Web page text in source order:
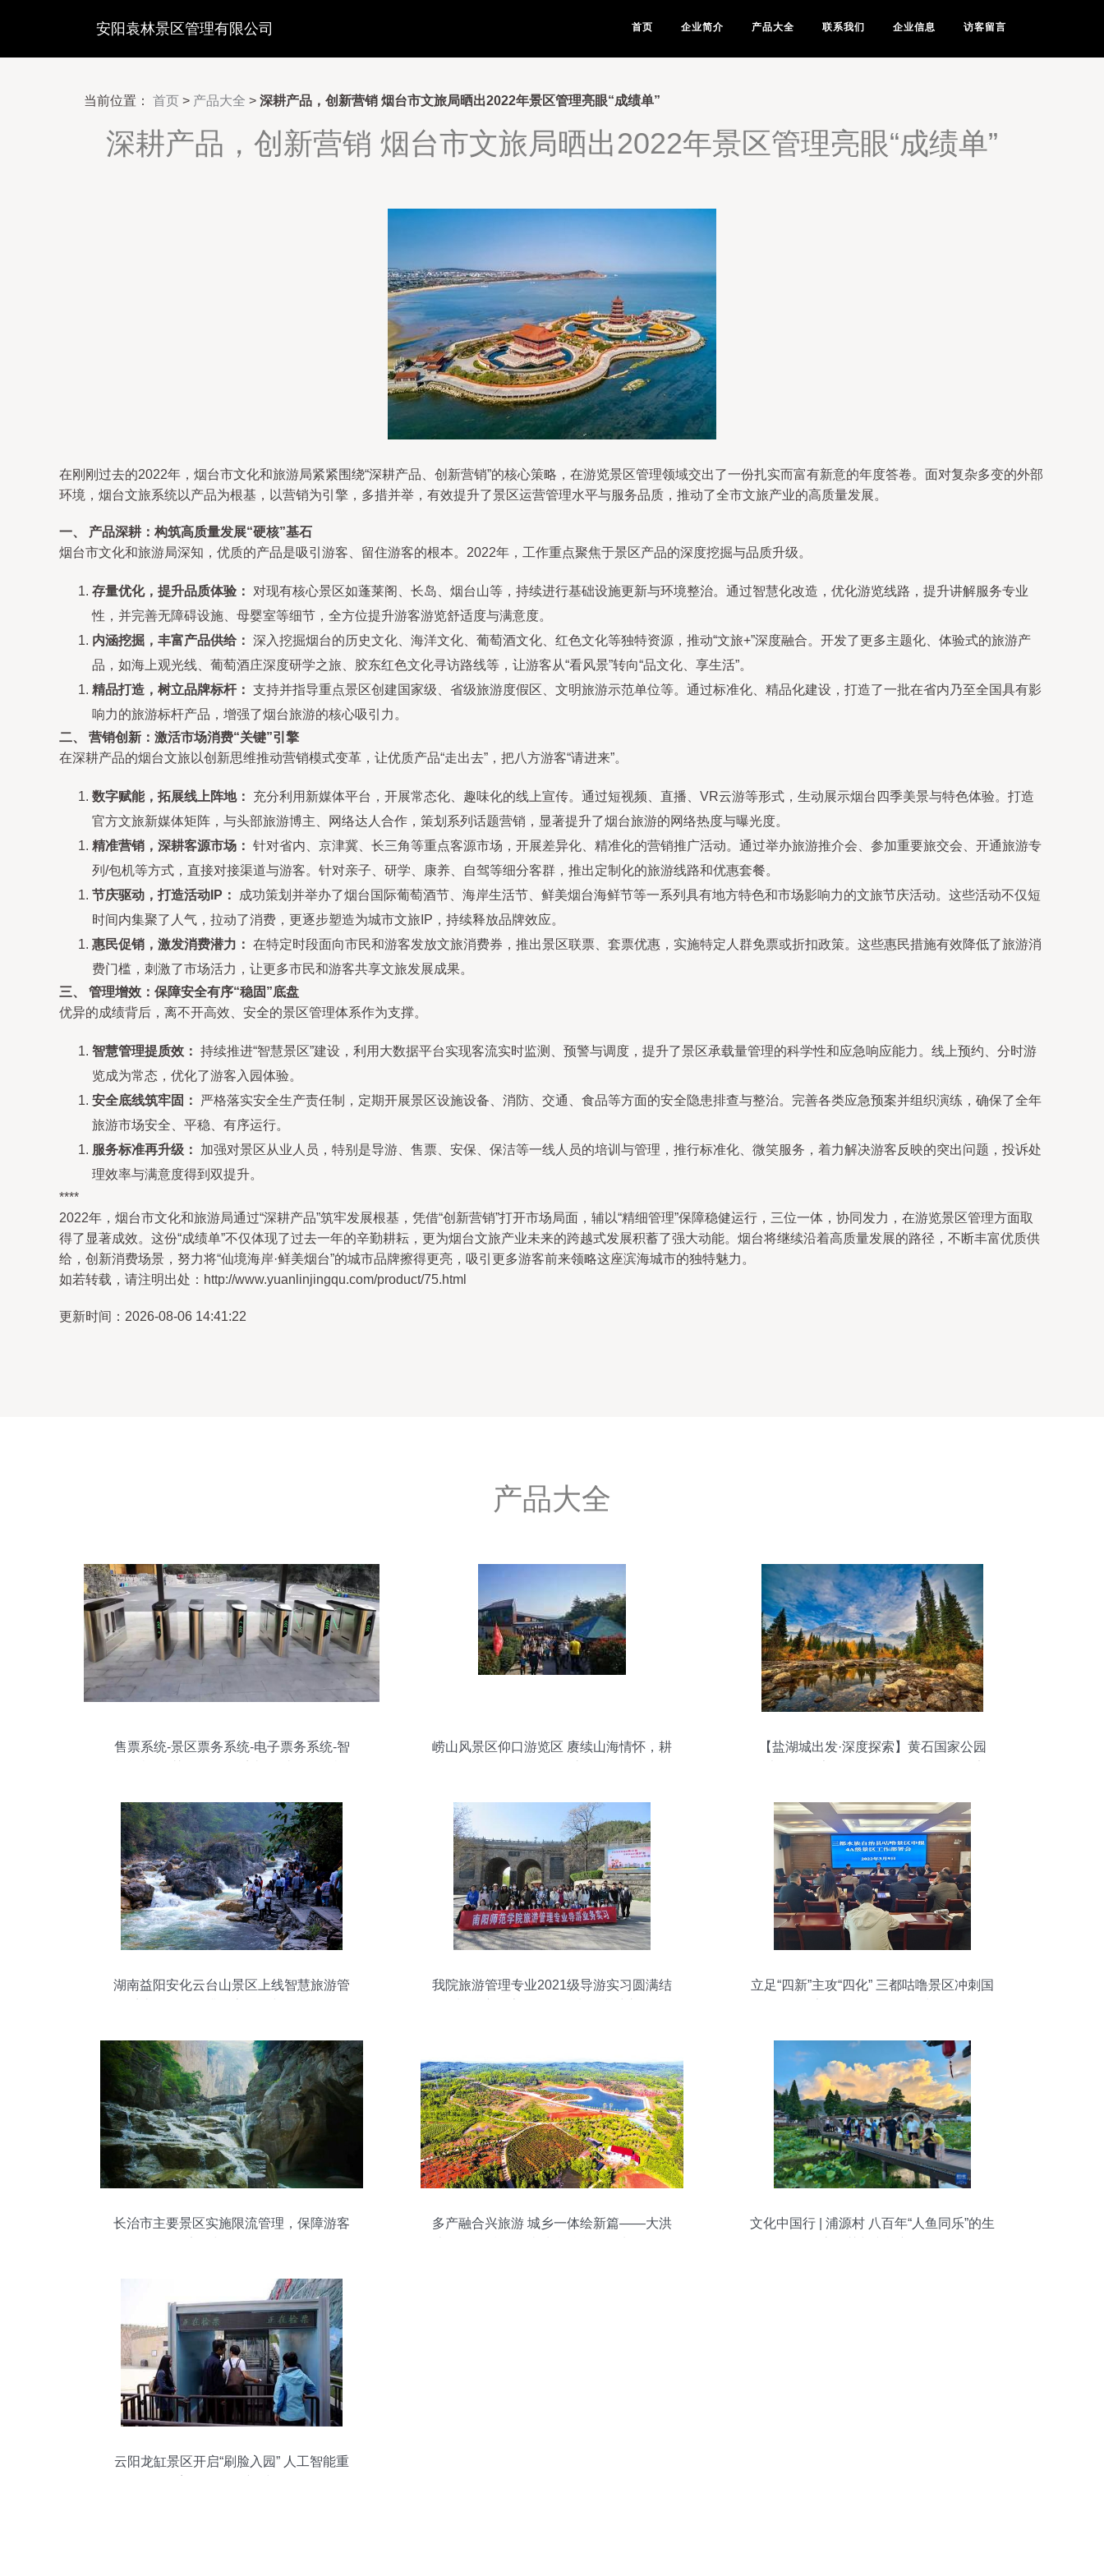
安阳袁林景区管理有限公司 首页 企业简介 产品大全 联系我们 企业信息 访客留言
当前位置： 首页 > 产品大全 > 深耕产品，创新营销 烟台市文旅局晒出2022年景区管理亮眼“成绩单”
深耕产品，创新营销 烟台市文旅局晒出2022年景区管理亮眼“成绩单”
在刚刚过去的2022年，烟台市文化和旅游局紧紧围绕“深耕产品、创新营销”的核心策略，在游览景区管理领域交出了一份扎实而富有新意的年度答卷。面对复杂多变的外部
环境，烟台文旅系统以产品为根基，以营销为引擎，多措并举，有效提升了景区运营管理水平与服务品质，推动了全市文旅产业的高质量发展。
一、 产品深耕：构筑高质量发展“硬核”基石
烟台市文化和旅游局深知，优质的产品是吸引游客、留住游客的根本。2022年，工作重点聚焦于景区产品的深度挖掘与品质升级。
存量优化，提升品质体验：
对现有核心景区如蓬莱阁、长岛、烟台山等，持续进行基础设施更新与环境整治。通过智慧化改造，优化游览线路，提升讲解服务专业
性，并完善无障碍设施、母婴室等细节，全方位提升游客游览舒适度与满意度。
内涵挖掘，丰富产品供给： 深入挖掘烟台的历史文化、海洋文化、葡萄酒文化、红色文化等独特资源，推动“文旅+”深度融合。开发了更多主题化、体验式的旅游产
品，如海上观光线、葡萄酒庄深度研学之旅、胶东红色文化寻访路线等，让游客从“看风景”转向“品文化、享生活”。
精品打造，树立品牌标杆： 支持并指导重点景区创建国家级、省级旅游度假区、文明旅游示范单位等。通过标准化、精品化建设，打造了一批在省内乃至全国具有影
响力的旅游标杆产品，增强了烟台旅游的核心吸引力。
二、 营销创新：激活市场消费“关键”引擎
在深耕产品的烟台文旅以创新思维推动营销模式变革，让优质产品“走出去”，把八方游客“请进来”。
数字赋能，拓展线上阵地：
充分利用新媒体平台，开展常态化、趣味化的线上宣传。通过短视频、直播、VR云游等形式，生动展示烟台四季美景与特色体验。打造
官方文旅新媒体矩阵，与头部旅游博主、网络达人合作，策划系列话题营销，显著提升了烟台旅游的网络热度与曝光度。
精准营销，深耕客源市场： 针对省内、京津冀、长三角等重点客源市场，开展差异化、精准化的营销推广活动。通过举办旅游推介会、参加重要旅交会、开通旅游专
列/包机等方式，直接对接渠道与游客。针对亲子、研学、康养、自驾等细分客群，推出定制化的旅游线路和优惠套餐。
节庆驱动，打造活动IP：
成功策划并举办了烟台国际葡萄酒节、海岸生活节、鲜美烟台海鲜节等一系列具有地方特色和市场影响力的文旅节庆活动。这些活动不仅短
时间内集聚了人气，拉动了消费，更逐步塑造为城市文旅IP，持续释放品牌效应。
惠民促销，激发消费潜力： 在特定时段面向市民和游客发放文旅消费券，推出景区联票、套票优惠，实施特定人群免票或折扣政策。这些惠民措施有效降低了旅游消
费门槛，刺激了市场活力，让更多市民和游客共享文旅发展成果。
三、 管理增效：保障安全有序“稳固”底盘
优异的成绩背后，离不开高效、安全的景区管理体系作为支撑。
智慧管理提质效： 持续推进“智慧景区”建设，利用大数据平台实现客流实时监测、预警与调度，提升了景区承载量管理的科学性和应急响应能力。线上预约、分时游
览成为常态，优化了游客入园体验。
安全底线筑牢固：
严格落实安全生产责任制，定期开展景区设施设备、消防、交通、食品等方面的安全隐患排查与整治。完善各类应急预案并组织演练，确保了全年
旅游市场安全、平稳、有序运行。
服务标准再升级：
加强对景区从业人员，特别是导游、售票、安保、保洁等一线人员的培训与管理，推行标准化、微笑服务，着力解决游客反映的突出问题，投诉处
理效率与满意度得到双提升。
****
2022年，烟台市文化和旅游局通过“深耕产品”筑牢发展根基，凭借“创新营销”打开市场局面，辅以“精细管理”保障稳健运行，三位一体，协同发力，在游览景区管理方面取
得了显著成效。这份“成绩单”不仅体现了过去一年的辛勤耕耘，更为烟台文旅产业未来的跨越式发展积蓄了强大动能。烟台将继续沿着高质量发展的路径，不断丰富优质供
给，创新消费场景，努力将“仙境海岸·鲜美烟台”的城市品牌擦得更亮，吸引更多游客前来领略这座滨海城市的独特魅力。
如若转载，请注明出处：http://www.yuanlinjingqu.com/product/75.html
更新时间：2026-08-06 14:41:22
产品大全
售票系统-景区票务系统-电子票务系统-智
旅游景区智能化设备
崂山风景区仰口游览区 赓续山海情怀，耕
【盐湖城出发·深度探索】黄石国家公园
湖南益阳安化云台山景区上线智慧旅游管
我院旅游管理专业2021级导游实习圆满结
立足“四新”主攻“四化” 三都咕噜景区冲刺国
长治市主要景区实施限流管理，保障游客
多产融合兴旅游 城乡一体绘新篇——大洪
文化中国行 | 浦源村 八百年“人鱼同乐”的生
云阳龙缸景区开启“刷脸入园” 人工智能重